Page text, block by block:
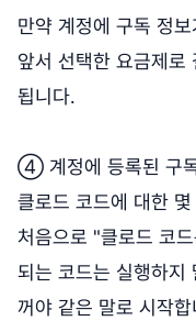
만약 계정에 구독 정
앞서 선택한 요금제로
됩니다.
④ 계정에 등록된 구
클로드 코드에 대한
처음으로 "클로드 코
되는 코드는 실행하지
꺼야 같은 말로 시작